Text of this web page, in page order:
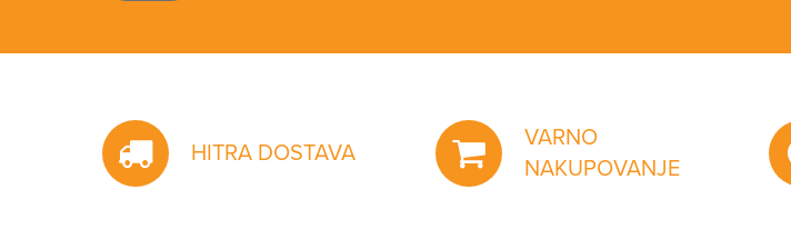
HITRA DOSTAVA
VARNO
NAKUPOVANJE